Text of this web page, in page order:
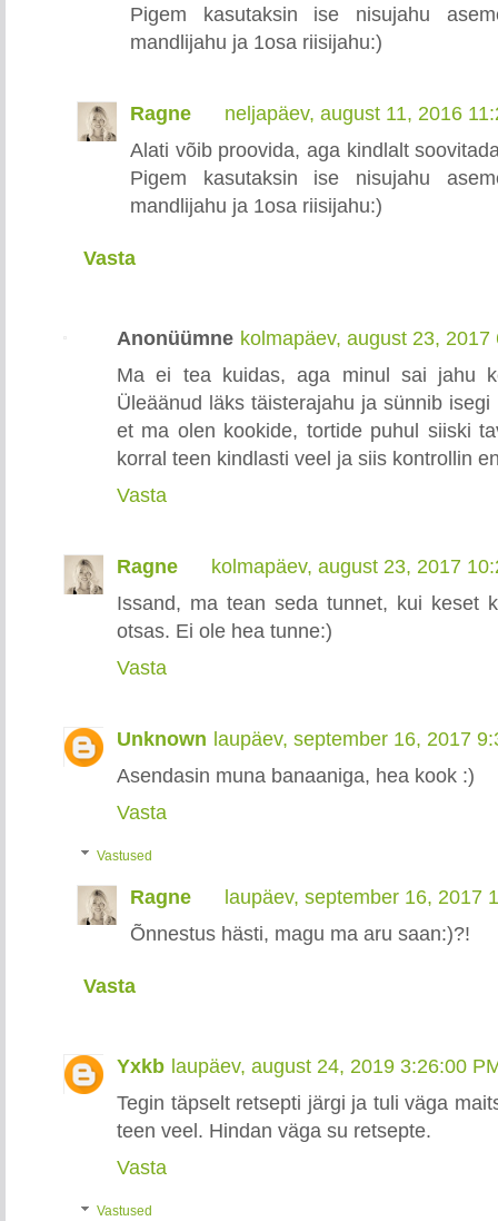
Pigem kasutaksin ise nisujahu
mandlijahu ja 1osa riisijahu:)
Ragne
neljapäev, august 11, 2016
Alati võib proovida, aga kindlalt
Pigem kasutaksin ise nisujahu
mandlijahu ja 1osa riisijahu:)
Vasta
Anonüümne kolmapäev, august 23, 2017
Ma ei tea kuidas, aga minul sai jahu
Üleäänud läks täisterajahu ja sünnib
et ma olen kookide, tortide puhul siiski
korral teen kindlasti veel ja siis kontrollin
Vasta
Ragne
kolmapäev, august 23, 2017
Issand, ma tean seda tunnet, kui keset
otsas. Ei ole hea tunne:)
Vasta
Unknown laupäev, september 16, 2017
Asendasin muna banaaniga, hea kook :)
Vasta
Vastused
Ragne
laupäev, september 16, 2017
Õnnestus hästi, magu ma aru saan:)?!
Vasta
Yxkb laupäev, august 24, 2019 3:26:00
Tegin täpselt retsepti järgi ja tuli väga
teen veel. Hindan väga su retsepte.
Vasta
Vastused